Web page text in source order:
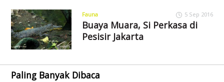
Fauna 5 Sep 2016
Buaya Muara, Si Perkasa di
Pesisir Jakarta
Paling Banyak Dibaca